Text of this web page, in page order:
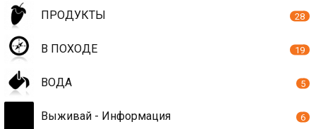
ПРОДУКТЫ 28
В ПОХОДЕ 19
ВОДА 5
Выживай - Информация 6